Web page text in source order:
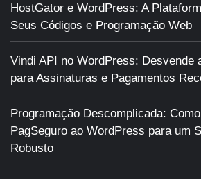
HostGator e WordPress: A
Seus Códigos e Programação Web
Vindi API no WordPress: Desvende
para Assinaturas e Pagamentos
Programação Descomplicada:
PagSeguro ao WordPress para um
Robusto